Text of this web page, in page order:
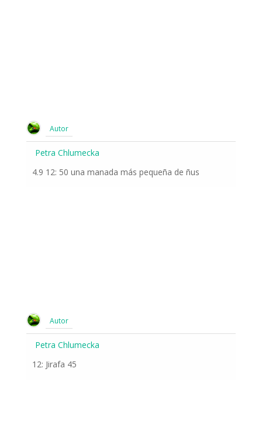
Autor
Petra Chlumecka
4.9 12: 50 una manada más pequeña de ñus
Autor
Petra Chlumecka
12: Jirafa 45